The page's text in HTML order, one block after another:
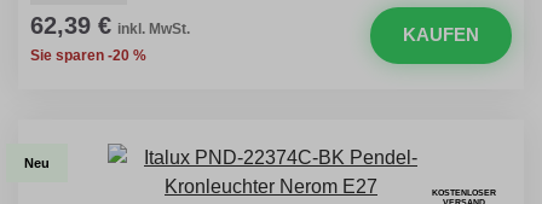
62,39 € inkl. MwSt.
Sie sparen -20 %
KAUFEN
Neu
KOSTENLOSER
VERSAND